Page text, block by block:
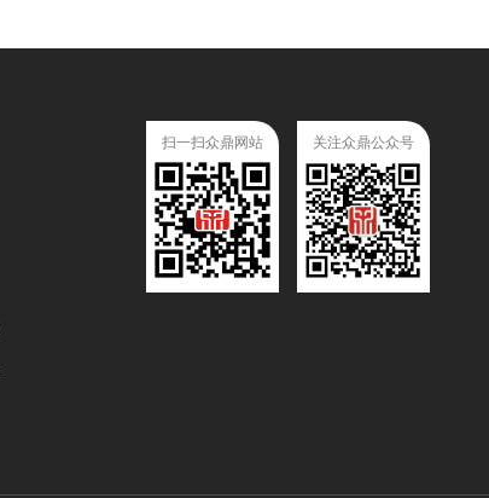
扫一扫众鼎网站 关注众鼎公众号